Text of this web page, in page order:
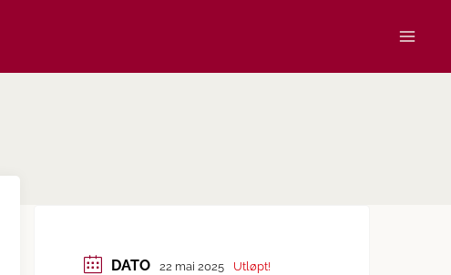
DATO 22 mai 2025 Utløpt!